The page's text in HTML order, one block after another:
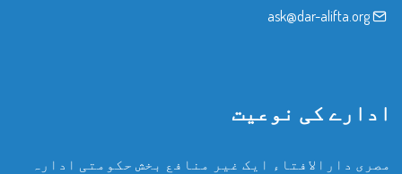
ask@dar-alifta.org
ادارے کی نوعیت
مصری دارالافتاء ایک غیر منافع بخش حکومتی ادارہ